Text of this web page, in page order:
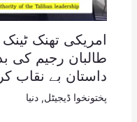
امریکی تھنک
طالبان رجیم کی
داستان بے نقاب
پختونخوا ڈیجیٹل دنیا